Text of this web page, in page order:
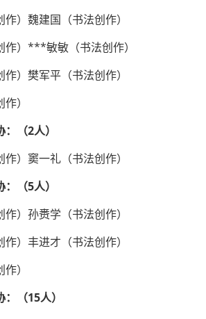
）魏建国（书法创作）
作）***敏敏（书法创作）
）樊军平（书法创作）
）
（2人）
）窦一礼（书法创作）
（5人）
）孙赉学（书法创作）
）丰进才（书法创作）
）
（15人）